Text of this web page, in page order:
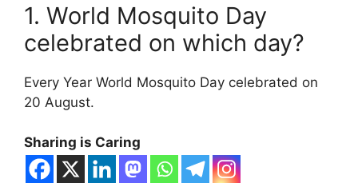
1. World Mosquito Day
celebrated on which day?
Every Year World Mosquito Day celebrated on
20 August.
Sharing is Caring